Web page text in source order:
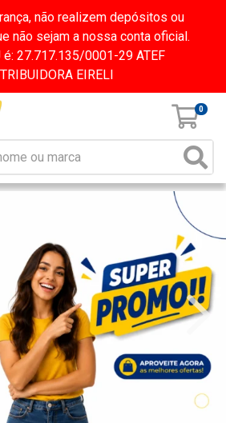
não realizem depósitos ou
não sejam a nossa conta oficial.
é: 27.717.135/0001-29 ATEF
EIRELI
0